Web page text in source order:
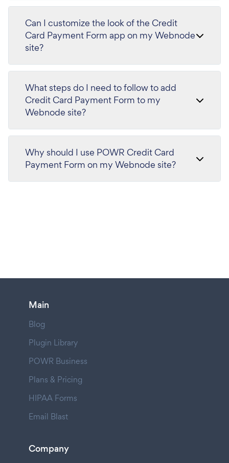
Can I customize the look of the Credit
Card Payment Form app on my Webnode
site?
What steps do I need to follow to add
Credit Card Payment Form to my
Webnode site?
Why should I use POWR Credit Card
Payment Form on my Webnode site?
Main
Blog
Plugin Library
POWR Business
Plans & Pricing
HIPAA Forms
Email Blast
Company